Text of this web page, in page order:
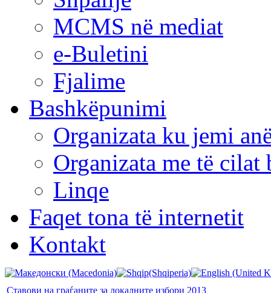
MCMS në mediat
e-Buletini
Fjalime
Bashkëpunimi
Organizata ku jemi
Organizata me të cilat
Linqe
Faqet tona të internetit
Kontakt
Ставови на граѓаните за локалните избори 2013